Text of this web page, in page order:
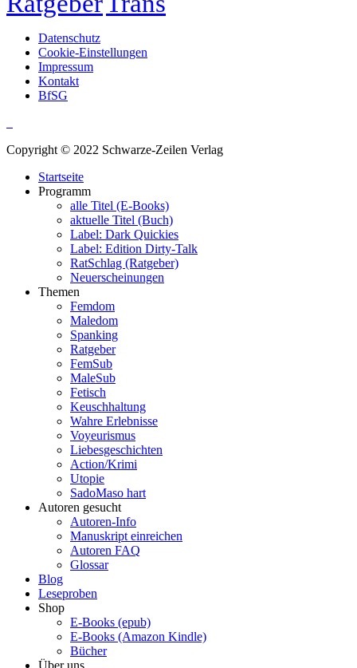
Datenschutz
Cookie-Einstellungen
Impressum
Kontakt
BfSG
Copyright © 2022 Schwarze-Zeilen Verlag
Startseite
Programm
alle Titel (E-Books)
aktuelle Titel (Buch)
Label: Dark Quickies
Label: Edition Dirty-Talk
RatSchlag (Ratgeber)
Neuerscheinungen
Themen
Femdom
Maledom
Spanking
Ratgeber
FemSub
MaleSub
Fetisch
Keuschhaltung
Wahre Erlebnisse
Voyeurismus
Liebesgeschichten
Action/Krimi
Utopie
SadoMaso hart
Autoren gesucht
Autoren-Info
Manuskript einreichen
Autoren FAQ
Glossar
Blog
Leseproben
Shop
E-Books (epub)
E-Books (Amazon Kindle)
Bücher
Über uns